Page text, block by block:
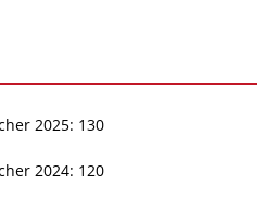
2025: 130
2024: 120